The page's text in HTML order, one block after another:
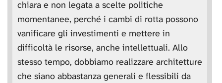
chiara e non legata a scelte politiche
momentanee, perché i cambi di rotta possono
vanificare gli investimenti e mettere in
difficoltà le risorse, anche intellettuali. Allo
stesso tempo, dobbiamo realizzare architetture
che siano abbastanza generali e flessibili da